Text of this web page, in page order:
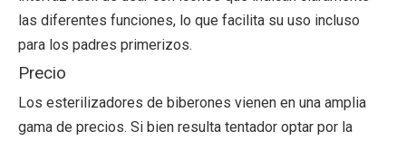
las diferentes funciones, lo que facilita su uso incluso
para los padres primerizos.
Precio
Los esterilizadores de biberones vienen en una amplia
gama de precios. Si bien resulta tentador optar por la